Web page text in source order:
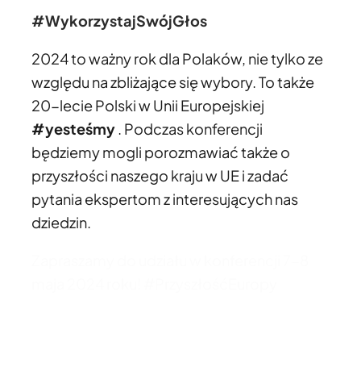
#WykorzystajSwójGłos
2024 to ważny rok dla Polaków, nie tylko ze
względu na zbliżające się wybory. To także
20-lecie Polski w Unii Europejskiej
#yesteśmy. Podczas konferencji
będziemy mogli porozmawiać także o
przyszłości naszego kraju w UE i zadać
pytania ekspertom z interesujących nas
dziedzin.